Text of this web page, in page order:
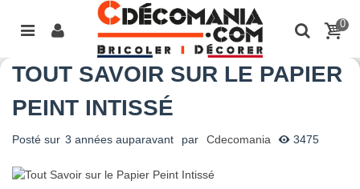
0
TOUT SAVOIR SUR LE PAPIER
PEINT INTISSÉ
Posté sur 3 années auparavant par Cdecomania 3475